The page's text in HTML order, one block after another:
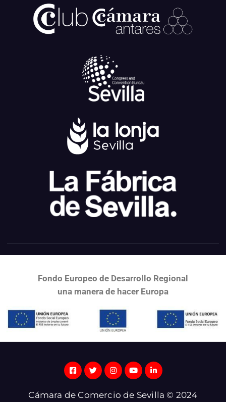
Fondo Europeo de Desarrollo Regional
una manera de hacer Europa
Cámara de Comercio de Sevilla © 2024